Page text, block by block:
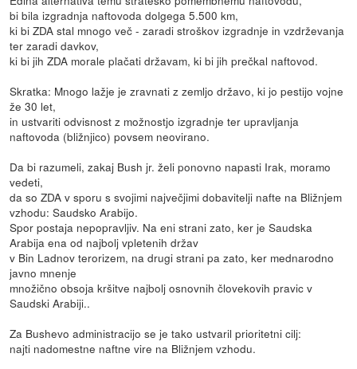
bi bila izgradnja naftovoda dolgega 5.500 km,
ki bi ZDA stal mnogo več - zaradi stroškov izgradnje in vzdrževanja
ter zaradi davkov,
ki bi jih ZDA morale plačati državam, ki bi jih prečkal naftovod.
Skratka: Mnogo lažje je zravnati z zemljo državo, ki jo pestijo vojne
že 30 let,
in ustvariti odvisnost z možnostjo izgradnje ter upravljanja
naftovoda (bližnjico) povsem neovirano.
Da bi razumeli, zakaj Bush jr. želi ponovno napasti Irak, moramo
vedeti,
da so ZDA v sporu s svojimi največjimi dobavitelji nafte na Bližnjem
vzhodu: Saudsko Arabijo.
Spor postaja nepopravljiv. Na eni strani zato, ker je Saudska
Arabija ena od najbolj vpletenih držav
v Bin Ladnov terorizem, na drugi strani pa zato, ker mednarodno
javno mnenje
množično obsoja kršitve najbolj osnovnih človekovih pravic v
Saudski Arabiji..
Za Bushevo administracijo se je tako ustvaril prioritetni cilj:
najti nadomestne naftne vire na Bližnjem vzhodu.